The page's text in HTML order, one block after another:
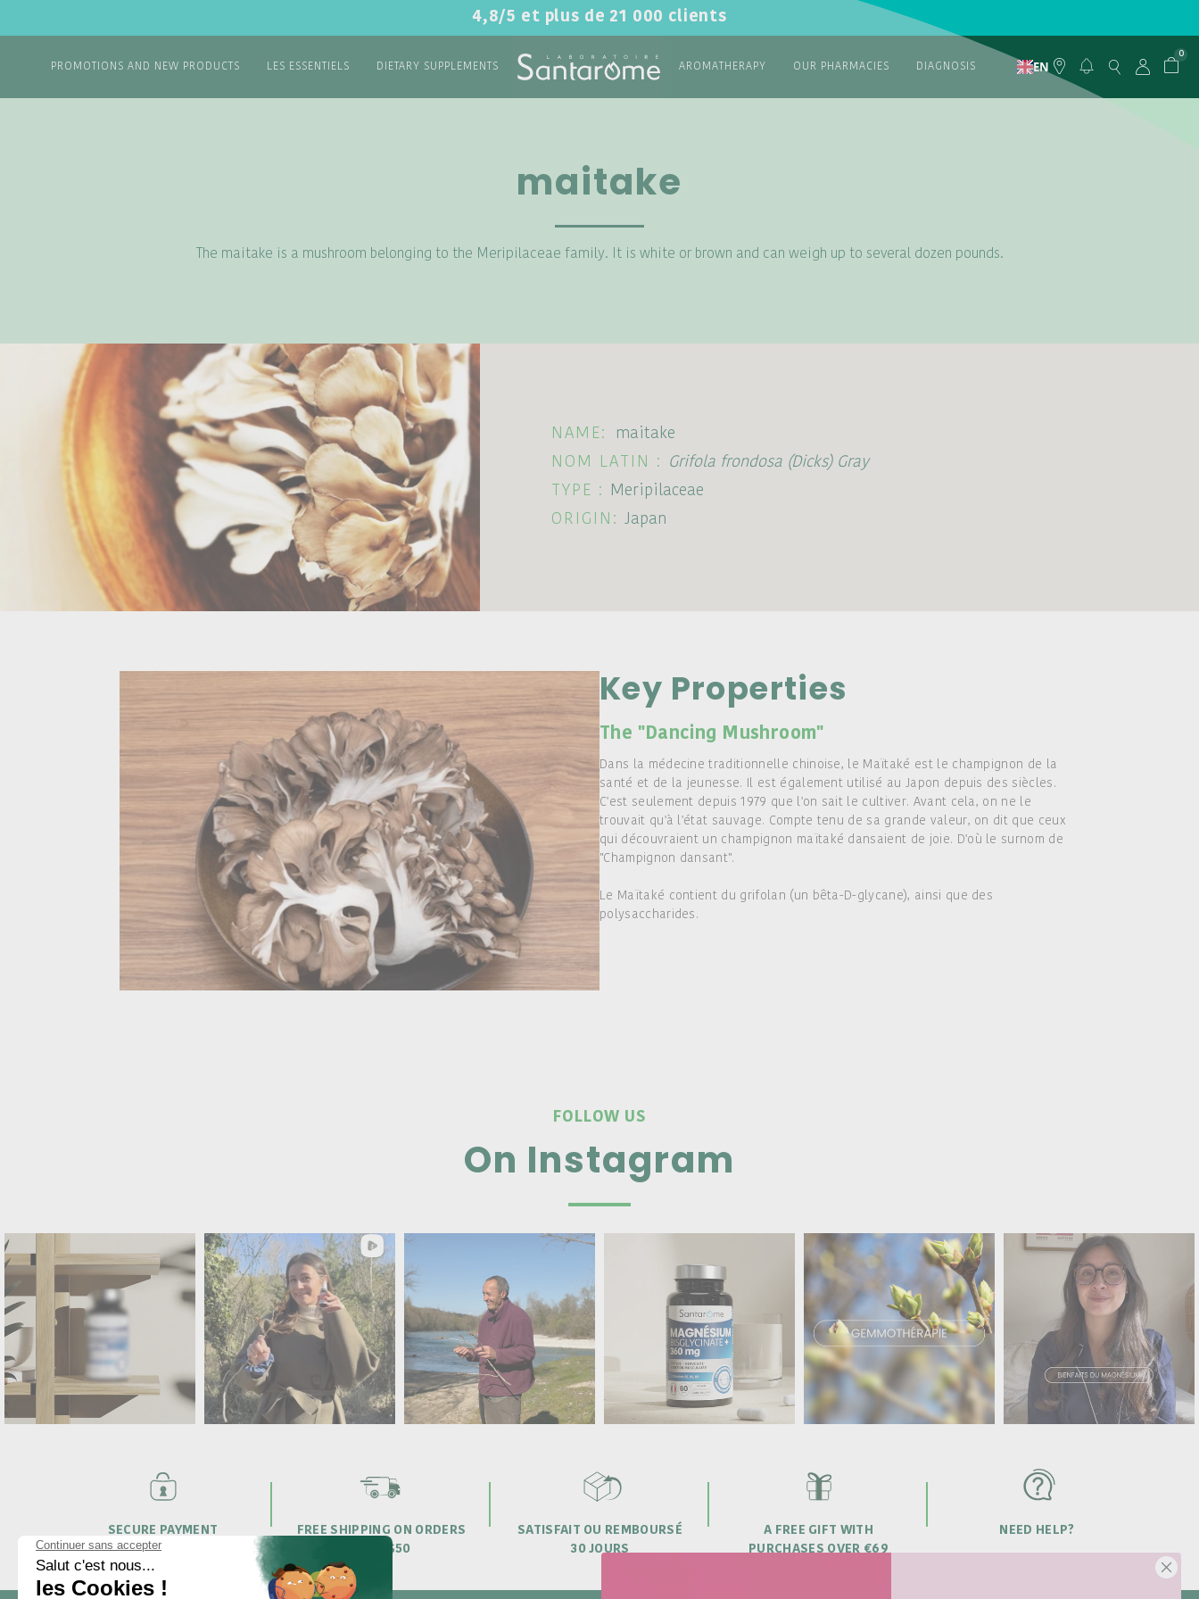
4,8/5 et plus de 21 000 clients
PROMOTIONS AND NEW PRODUCTS LES ESSENTIELS DIETARY SUPPLEMENTS AROMATHERAPY OUR PHARMACIES DIAGNOSIS EN
0
maitake
The maitake is a mushroom belonging to the Meripilaceae family. It is white or brown and can weigh up to several dozen pounds.
NAME:
maitake
NOM LATIN :
Grifola frondosa (Dicks) Gray
TYPE :
Meripilaceae
ORIGIN: Japan
Key Properties
The "Dancing Mushroom"
Dans la médecine traditionnelle chinoise, le Maïtaké est le champignon de la
santé et de la jeunesse. Il est également utilisé au Japon depuis des siècles.
C'est seulement depuis 1979 que l'on sait le cultiver. Avant cela, on ne le
trouvait qu'à l'état sauvage. Compte tenu de sa grande valeur, on dit que ceux
qui découvraient un champignon maïtaké dansaient de joie. D'où le surnom de
"Champignon dansant".
Le Maïtaké contient du grifolan (un bêta-D-glycane), ainsi que des
polysaccharides.
FOLLOW US
On Instagram
SECURE PAYMENT
FREE SHIPPING ON ORDERS
OVER $50
SATISFAIT OU REMBOURSÉ
30 JOURS
A FREE GIFT WITH
PURCHASES OVER €69
NEED HELP?